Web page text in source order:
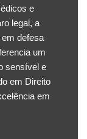
e
legal, a
defesa
um
sensível e
em Direito
em